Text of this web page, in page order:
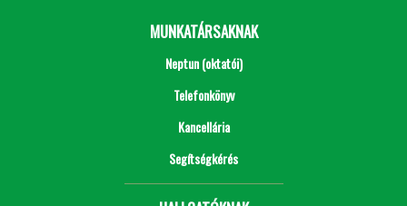
MUNKATÁRSAKNAK
Neptun (oktatói)
Telefonkönyv
Kancellária
Segítségkérés